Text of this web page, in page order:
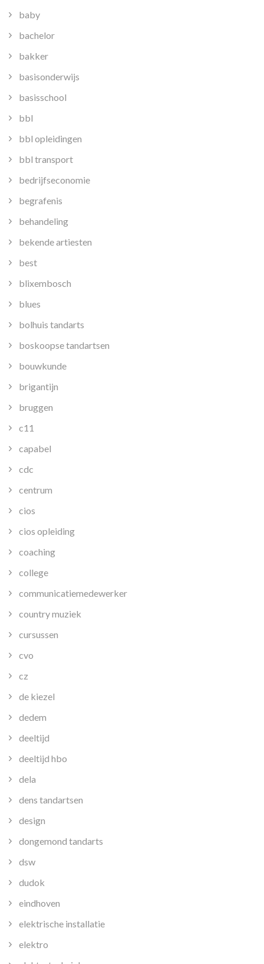
baby
bachelor
bakker
basisonderwijs
basisschool
bbl
bbl opleidingen
bbl transport
bedrijfseconomie
begrafenis
behandeling
bekende artiesten
best
blixembosch
blues
bolhuis tandarts
boskoopse tandartsen
bouwkunde
brigantijn
bruggen
c11
capabel
cdc
centrum
cios
cios opleiding
coaching
college
communicatiemedewerker
country muziek
cursussen
cvo
cz
de kiezel
dedem
deeltijd
deeltijd hbo
dela
dens tandartsen
design
dongemond tandarts
dsw
dudok
eindhoven
elektrische installatie
elektro